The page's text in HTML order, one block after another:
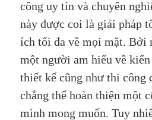
công uy tín và chuyên
này được coi là giải pháp
ích tối đa về mọi mặt. Bởi
một người am hiểu về
thiết kế cũng như thi công
chẳng thể hoàn thiện một
mình mong muốn. Tuy